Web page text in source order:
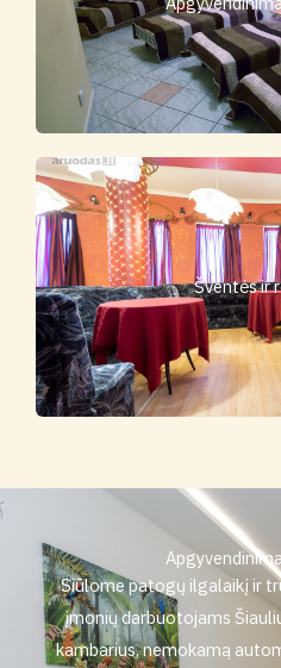
Šventės ir
Siūlome patogų ilgalaikį ir
įmonių darbuotojams
kambarius, nemokamą